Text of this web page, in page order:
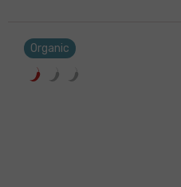
Organic